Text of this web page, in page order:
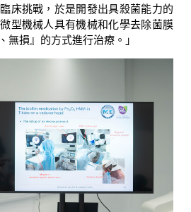
床挑戰，於是開發出具殺菌能力的
型機械人具有機械和化學去除菌膜
無損』的方式進行治療。」